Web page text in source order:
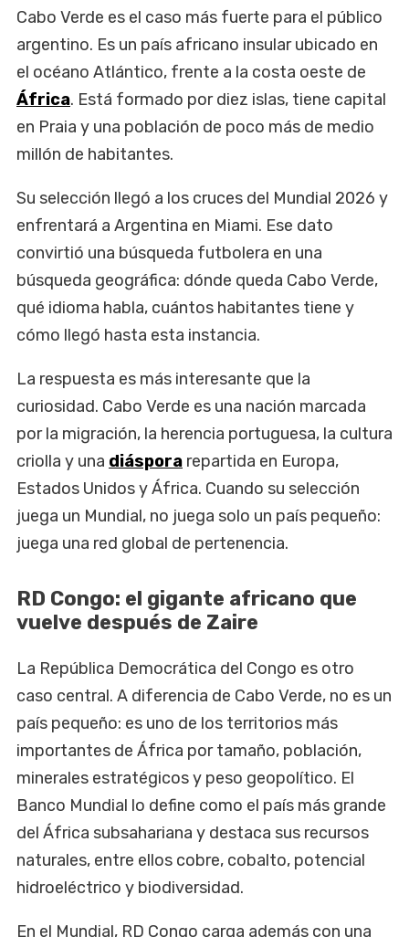
Cabo Verde es el caso más fuerte para el público
argentino. Es un país africano insular ubicado en
el océano Atlántico, frente a la costa oeste de
África. Está formado por diez islas, tiene capital
en Praia y una población de poco más de medio
millón de habitantes.
Su selección llegó a los cruces del Mundial 2026 y
enfrentará a Argentina en Miami. Ese dato
convirtió una búsqueda futbolera en una
búsqueda geográfica: dónde queda Cabo Verde,
qué idioma habla, cuántos habitantes tiene y
cómo llegó hasta esta instancia.
La respuesta es más interesante que la
curiosidad. Cabo Verde es una nación marcada
por la migración, la herencia portuguesa, la cultura
criolla y una diáspora repartida en Europa,
Estados Unidos y África. Cuando su selección
juega un Mundial, no juega solo un país pequeño:
juega una red global de pertenencia.
RD Congo: el gigante africano que
vuelve después de Zaire
La República Democrática del Congo es otro
caso central. A diferencia de Cabo Verde, no es un
país pequeño: es uno de los territorios más
importantes de África por tamaño, población,
minerales estratégicos y peso geopolítico. El
Banco Mundial lo define como el país más grande
del África subsahariana y destaca sus recursos
naturales, entre ellos cobre, cobalto, potencial
hidroeléctrico y biodiversidad.
En el Mundial, RD Congo carga además con una